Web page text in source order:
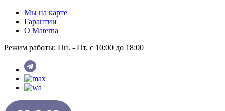
Мы на карте
Гарантии
O Materna
Режим работы: Пн. - Пт. с 10:00 до 18:00